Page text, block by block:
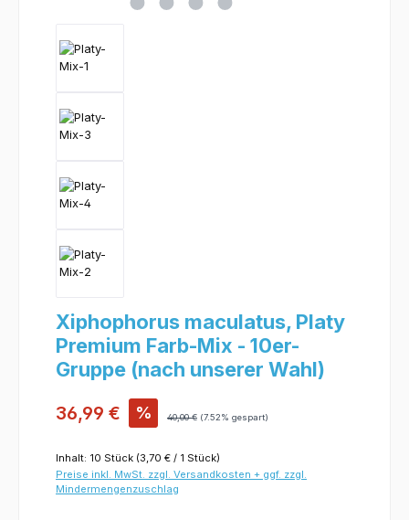
Xiphophorus maculatus, Platy
Premium Farb-Mix - 10er-
Gruppe (nach unserer Wahl)
36,99 € % 40,00 € (7.52% gespart)
Inhalt: 10 Stück (3,70 € / 1 Stück)
Preise inkl. MwSt. zzgl. Versandkosten + ggf. zzgl.
Mindermengenzuschlag